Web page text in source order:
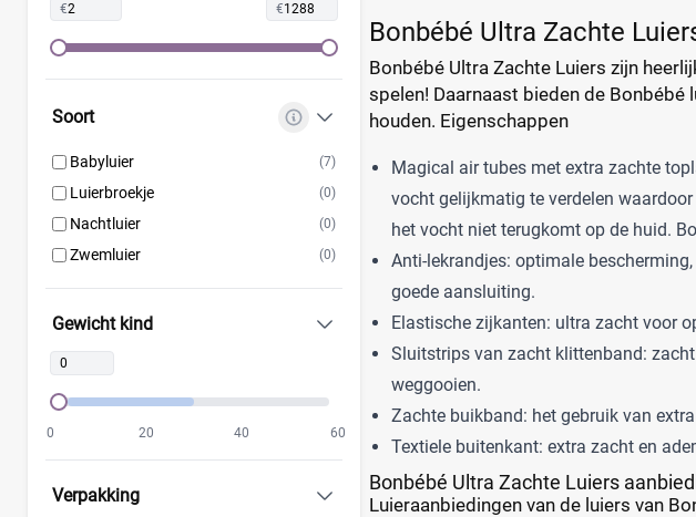
Lupilu
Magics (10)
Mamia (7)
Muumi (10)
Pura (9)
Rascal + Friends (11)
SweetCare (16)
Teddy Care (3)
Toujours (5)
Trekpleister
€ €
Soort
Babyluier (7)
Luierbroekje (0)
Nachtluier (0)
Zwemluier (0)
Gewicht kind
0 20 40 60
Verpakking
Bonbébé Ultra Zachte
Bonbébé Ultra Zachte Luiers zijn
spelen! Daarnaast bieden de
houden. Eigenschappen
Magical air tubes met extra zachte
vocht gelijkmatig te verdelen
het vocht niet terugkomt op de huid.
Anti-lekrandjes: optimale
goede aansluiting.
Elastische zijkanten: ultra zacht voor
Sluitstrips van zacht klittenband:
weggooien.
Zachte buikband: het gebruik van
Textiele buitenkant: extra zacht en
Bonbébé Ultra Zachte Luiers
Luieraanbiedingen van de luiers van